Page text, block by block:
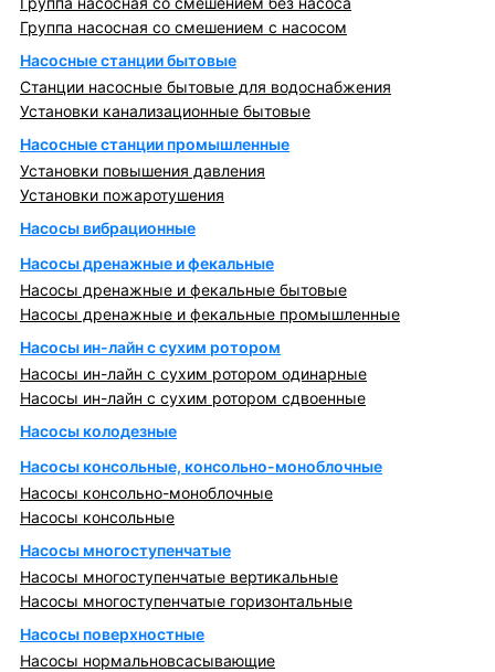
Группа насосная со смешением с насосом
Насосные станции бытовые
Станции насосные бытовые для водоснабжения
Установки канализационные бытовые
Насосные станции промышленные
Установки повышения давления
Установки пожаротушения
Насосы вибрационные
Насосы дренажные и фекальные
Насосы дренажные и фекальные бытовые
Насосы дренажные и фекальные промышленные
Насосы ин-лайн с сухим ротором
Насосы ин-лайн с сухим ротором одинарные
Насосы ин-лайн с сухим ротором сдвоенные
Насосы колодезные
Насосы консольные, консольно-моноблочные
Насосы консольно-моноблочные
Насосы консольные
Насосы многоступенчатые
Насосы многоступенчатые вертикальные
Насосы многоступенчатые горизонтальные
Насосы поверхностные
Насосы нормальновсасывающие